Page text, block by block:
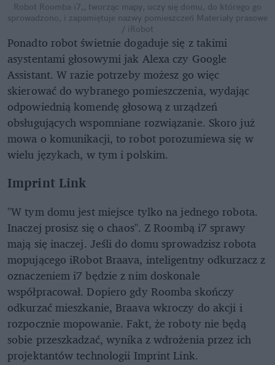
Robot Roomba i7,, tworząc mapy, uczy się domu, do którego go
sprowadzono, i zapamiętuje nazwy pomieszczeń Materiały prasowe
/ iRobot
Ponadto robot świetnie dogaduje się z takimi
asystentami głosowymi jak Alexa czy ‎Google
Assistant. W razie potrzeby możesz go więc
skierować do wybranego pomieszczenia, wydając
odpowiednią komendę głosową z urządzeń
obsługujących wspomniane rozwiązanie. Skoro już
mowa o komunikacji, to robot porozumiewa się w
wielu językach, w tym i polskim.
Imprint Link
"W tym domu jest miejsce tylko na jednego robota.
Inaczej prosisz się o chaos". Z Roombą i7 sprawy
mają się inaczej. Jeśli do domu sprowadzisz robota
mopującego iRobot Braava, inteligentny odkurzacz z
oznaczeniem i7 będzie z nim doskonale
współpracował. Dopiero gdy Roomba skończy
odkurzać mieszkanie, Braava wkroczy do akcji i
rozpocznie mopowanie. Fakt, że roboty nie będą
sobie przeszkadzać, wynika z wdrożenia przez ich
projektantów technologii Imprint Link.